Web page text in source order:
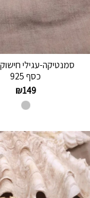
סמנטיקה-עגילי
כסף 925
₪149